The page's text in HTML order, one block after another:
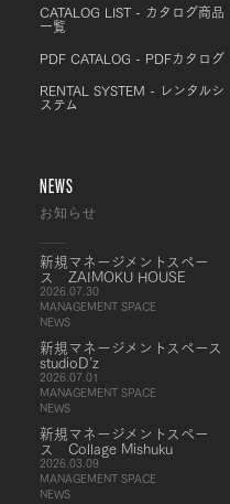
CATALOG LIST - カタログ商品
一覧
PDF CATALOG - PDFカタログ
RENTAL SYSTEM - レンタルシ
ステム
NEWS
お知らせ
新規マネージメントスペー
ス ZAIMOKU HOUSE
2026.07.30
MANAGEMENT SPACE
NEWS
新規マネージメントスペース
studioD’z
2026.07.01
MANAGEMENT SPACE
NEWS
新規マネージメントスペー
ス Collage Mishuku
2026.03.09
MANAGEMENT SPACE
NEWS